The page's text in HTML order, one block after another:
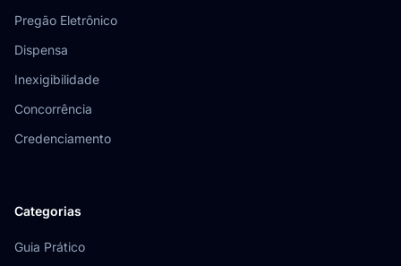
Pregão Eletrônico
Dispensa
Inexigibilidade
Concorrência
Credenciamento
Categorias
Guia Prático